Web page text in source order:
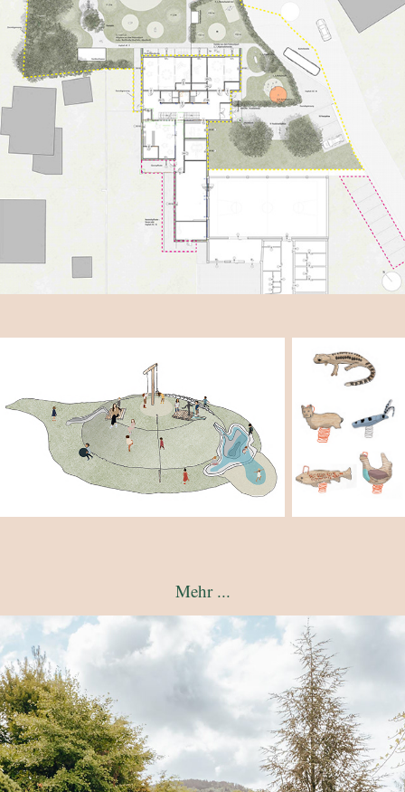
Mehr ...